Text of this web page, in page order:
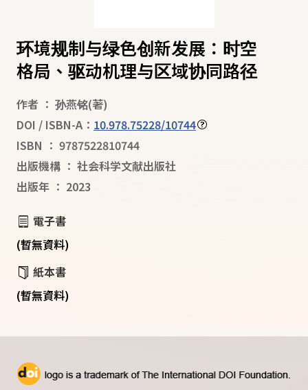
环境规制与绿色创新发展：时空
格局、驱动机理与区域协同路径
作者 ： 孙燕铭(著)
DOI / ISBN-A： 10.978.75228/10744
ISBN ： 9787522810744
出版機構 ： 社会科学文献出版社
出版年 ： 2023
電子書
(暫無資料)
紙本書
(暫無資料)